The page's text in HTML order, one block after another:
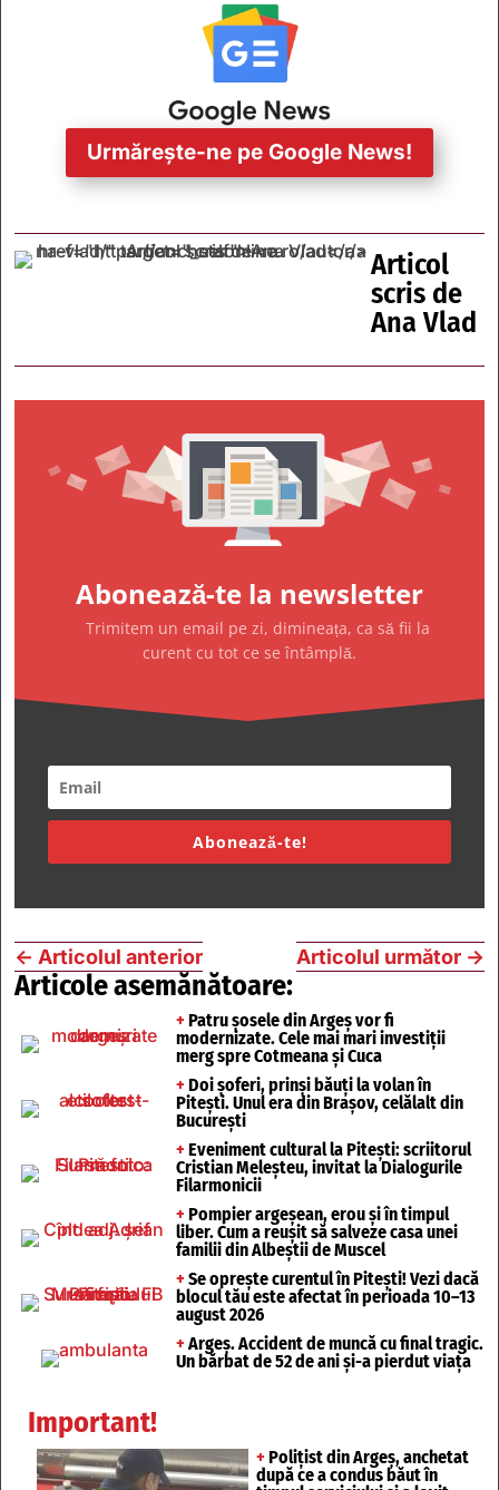
Urmărește-ne pe Google News!
Articol
scris de
Ana Vlad
Abonează-te la newsletter
Trimitem un email pe zi, dimineața, ca să fii la
curent cu tot ce se întâmplă.
Abonează-te!
← Articolul anterior Articolul următor →
Articole asemănătoare:
+ Patru șosele din Argeș vor fi
modernizate. Cele mai mari investiții
merg spre Cotmeana și Cuca
+ Doi șoferi, prinși băuți la volan în
Pitești. Unul era din Brașov, celălalt din
București
+ Eveniment cultural la Pitești: scriitorul
Cristian Meleșteu, invitat la Dialogurile
Filarmonicii
+ Pompier argeșean, erou și în timpul
liber. Cum a reușit să salveze casa unei
familii din Albeștii de Muscel
+ Se oprește curentul în Pitești! Vezi dacă
blocul tău este afectat în perioada 10–13
august 2026
+ Argeș. Accident de muncă cu final tragic.
Un bărbat de 52 de ani și-a pierdut viața
Important!
+ Polițist din Argeș, anchetat
după ce a condus băut în